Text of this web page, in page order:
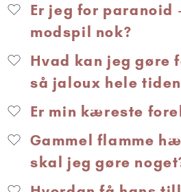
Er jeg for paranoid
modspil nok?
Hvad kan jeg gøre
så jaloux hele
Er min kæreste
Gammel flamme
skal jeg gøre